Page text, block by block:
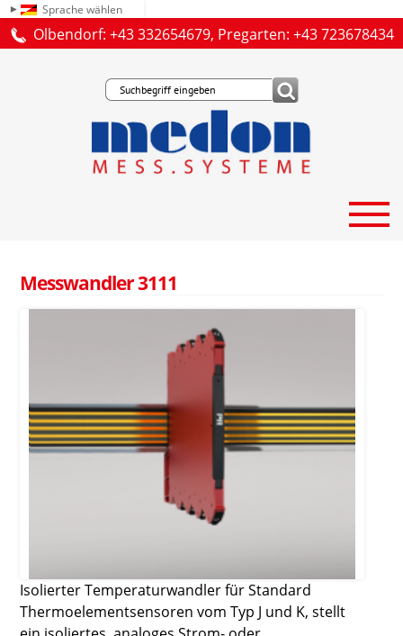
Sprache wählen
Olbendorf: +43 332654679, Pregarten: +43 723678434
Messwandler 3111
Isolierter Temperaturwandler für Standard
Thermoelementsensoren vom Typ J und K, stellt